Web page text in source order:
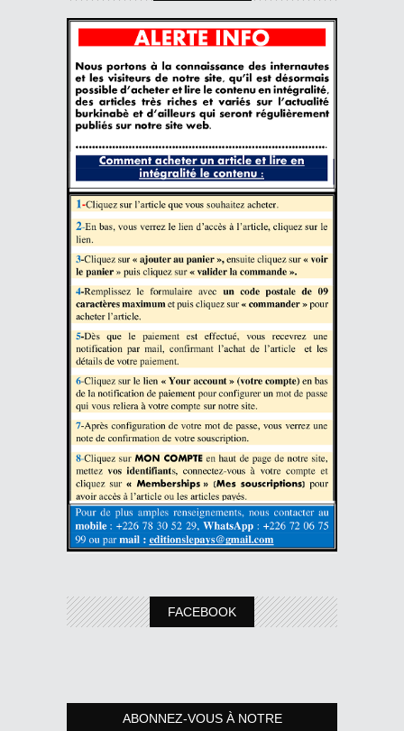
FACEBOOK
ABONNEZ-VOUS À NOTRE